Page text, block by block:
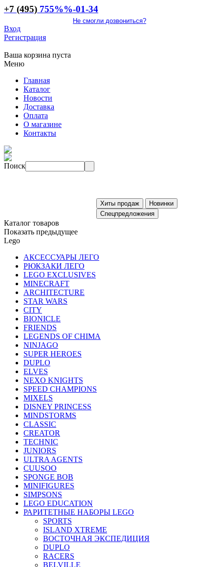
+7 (495) 755%%-01-34
Не смогли дозвониться?
Вход
Регистрация
Ваша корзина пуста
Меню
Главная
Каталог
Новости
Доставка
Оплата
О магазине
Контакты
Поиск
Каталог товаров
Показать предыдущее
Lego
АКСЕССУАРЫ ЛЕГО
РЮКЗАКИ ЛЕГО
LEGO EXCLUSIVES
MINECRAFT
ARCHITECTURE
STAR WARS
CITY
BIONICLE
FRIENDS
LEGENDS OF CHIMA
NINJAGO
SUPER HEROES
DUPLO
ELVES
NEXO KNIGHTS
SPEED CHAMPIONS
MIXELS
DISNEY PRINCESS
MINDSTORMS
CLASSIC
CREATOR
TECHNIC
JUNIORS
ULTRA AGENTS
CUUSOO
SPONGE BOB
MINIFIGURES
SIMPSONS
LEGO EDUCATION
РАРИТЕТНЫЕ НАБОРЫ LEGO
SPORTS
ISLAND XTREME
ВОСТОЧНАЯ ЭКСПЕДИЦИЯ
DUPLO
RACERS
BELVILLE